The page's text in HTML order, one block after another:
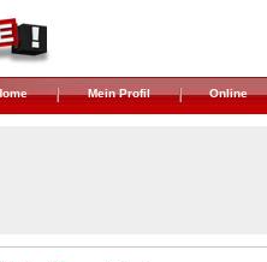
Mein Profil Online